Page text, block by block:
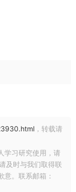
，转载请
学习研究使用，请
及时与我们取得联
意。联系邮箱：